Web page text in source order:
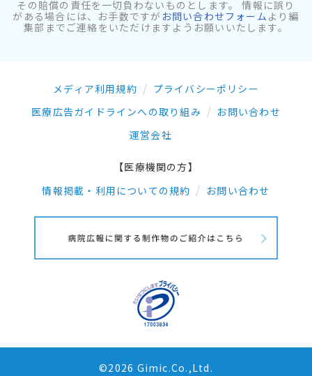
その賠償の責任を一切負わないものとします。 情報に誤り
がある場合には、お手数ですが お問い合わせフォーム より編
集部までご連絡をいただけますようお願いいたします。
メディア利用規約
プライバシーポリシー
医療広告ガイドラインへの取り組み
お問い合わせ
運営会社
【医療機関の方】
情報掲載・利用についての規約
お問い合わせ
©2026 Gimic.Co.,Ltd.